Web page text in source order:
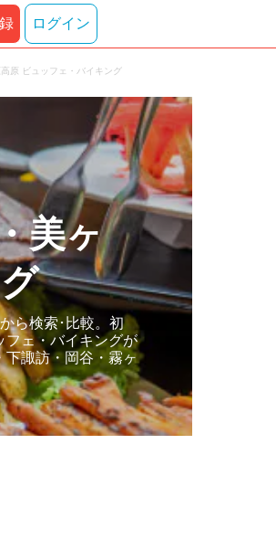
ログイン
原 ビュッフェ・バイキング
美ヶ
ら検索･比較。初
ェ・バイキングが
諏訪・岡谷・霧ヶ